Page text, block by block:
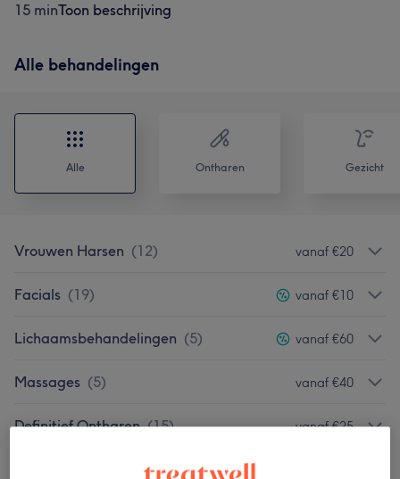
15 minToon beschrijving
Alle behandelingen
Alle Ontharen Gezicht
Vrouwen Harsen (12) vanaf €20
Facials (19) vanaf €10
Lichaamsbehandelingen (5) vanaf €60
Massages (5) vanaf €40
Definitief Ontharen (15) vanaf €25
Wimpers & Wenkbrauwen (1)